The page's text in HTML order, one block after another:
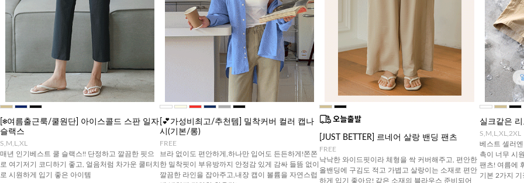
[❄️여름출근룩/쿨원단] 아이스콜드 스판 일자
슬랙스
S,M,L,XL
매년 인기베스트 쿨 슬랙스!! 단정하고 깔끔한 핏으
로 여기저기 코디하기 좋고, 얼음처럼 차가운 쿨터치
로 시원하게 입기 좋은 아이템
[💕가성비최고/추천템] 밀착커버 컬러 캡나
시(기본/롱)
FREE
브라 없이도 편안하게,하나만 입어도 든든하게!쫀쫀
한 밀착핏이 부유방까지 안정감 있게 감싸 들뜸 없이
깔끔한 라인을 잡아주고,내장 캡이 볼륨을 자연스럽
[JUST BETTER] 르네어 살랑 밴딩 팬츠
FREE
낙낙한 와이드핏이라 체형을 싹 커버해주고, 편안한
올밴딩에 구김도 적고 가볍고 살랑이는 소재로 편안
하게 입기 좋아요! 같은 소재의 블라우스 준비되어
실크같은
S,M,L,XL,2XL
베스트 셀러
촉이 너무 시
팬츠! 여름에
기본 2가지